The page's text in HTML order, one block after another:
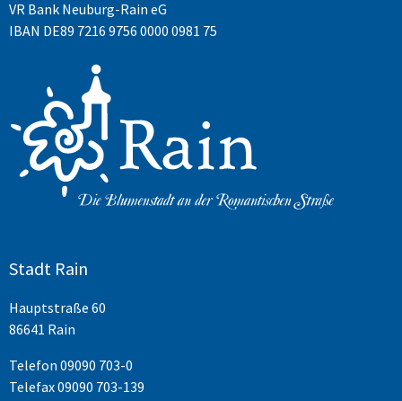
VR Bank Neuburg-Rain eG
IBAN DE89 7216 9756 0000 0981 75
Stadt Rain
Hauptstraße 60
86641 Rain
Telefon 09090 703-0
Telefax 09090 703-139